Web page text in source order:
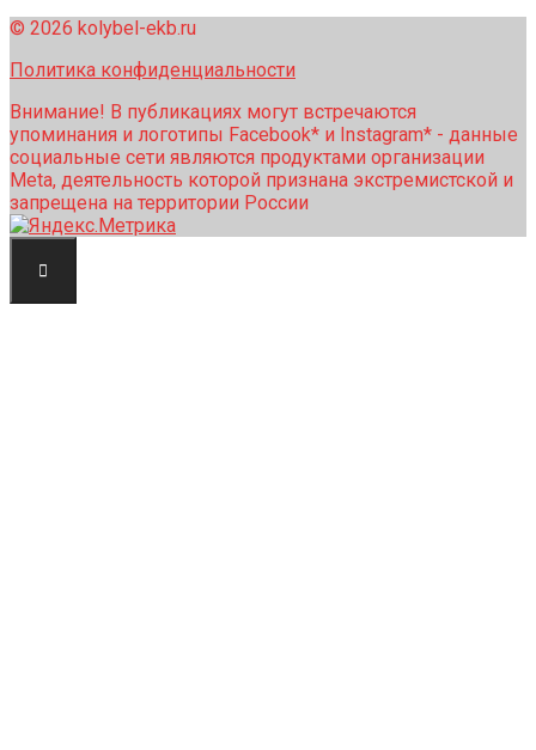
© 2026 kolybel-ekb.ru
Политика конфиденциальности
Внимание! В публикациях могут встречаются
упоминания и логотипы Facebook* и Instagram* - данные
социальные сети являются продуктами организации
Meta, деятельность которой признана экстремистской и
запрещена на территории России